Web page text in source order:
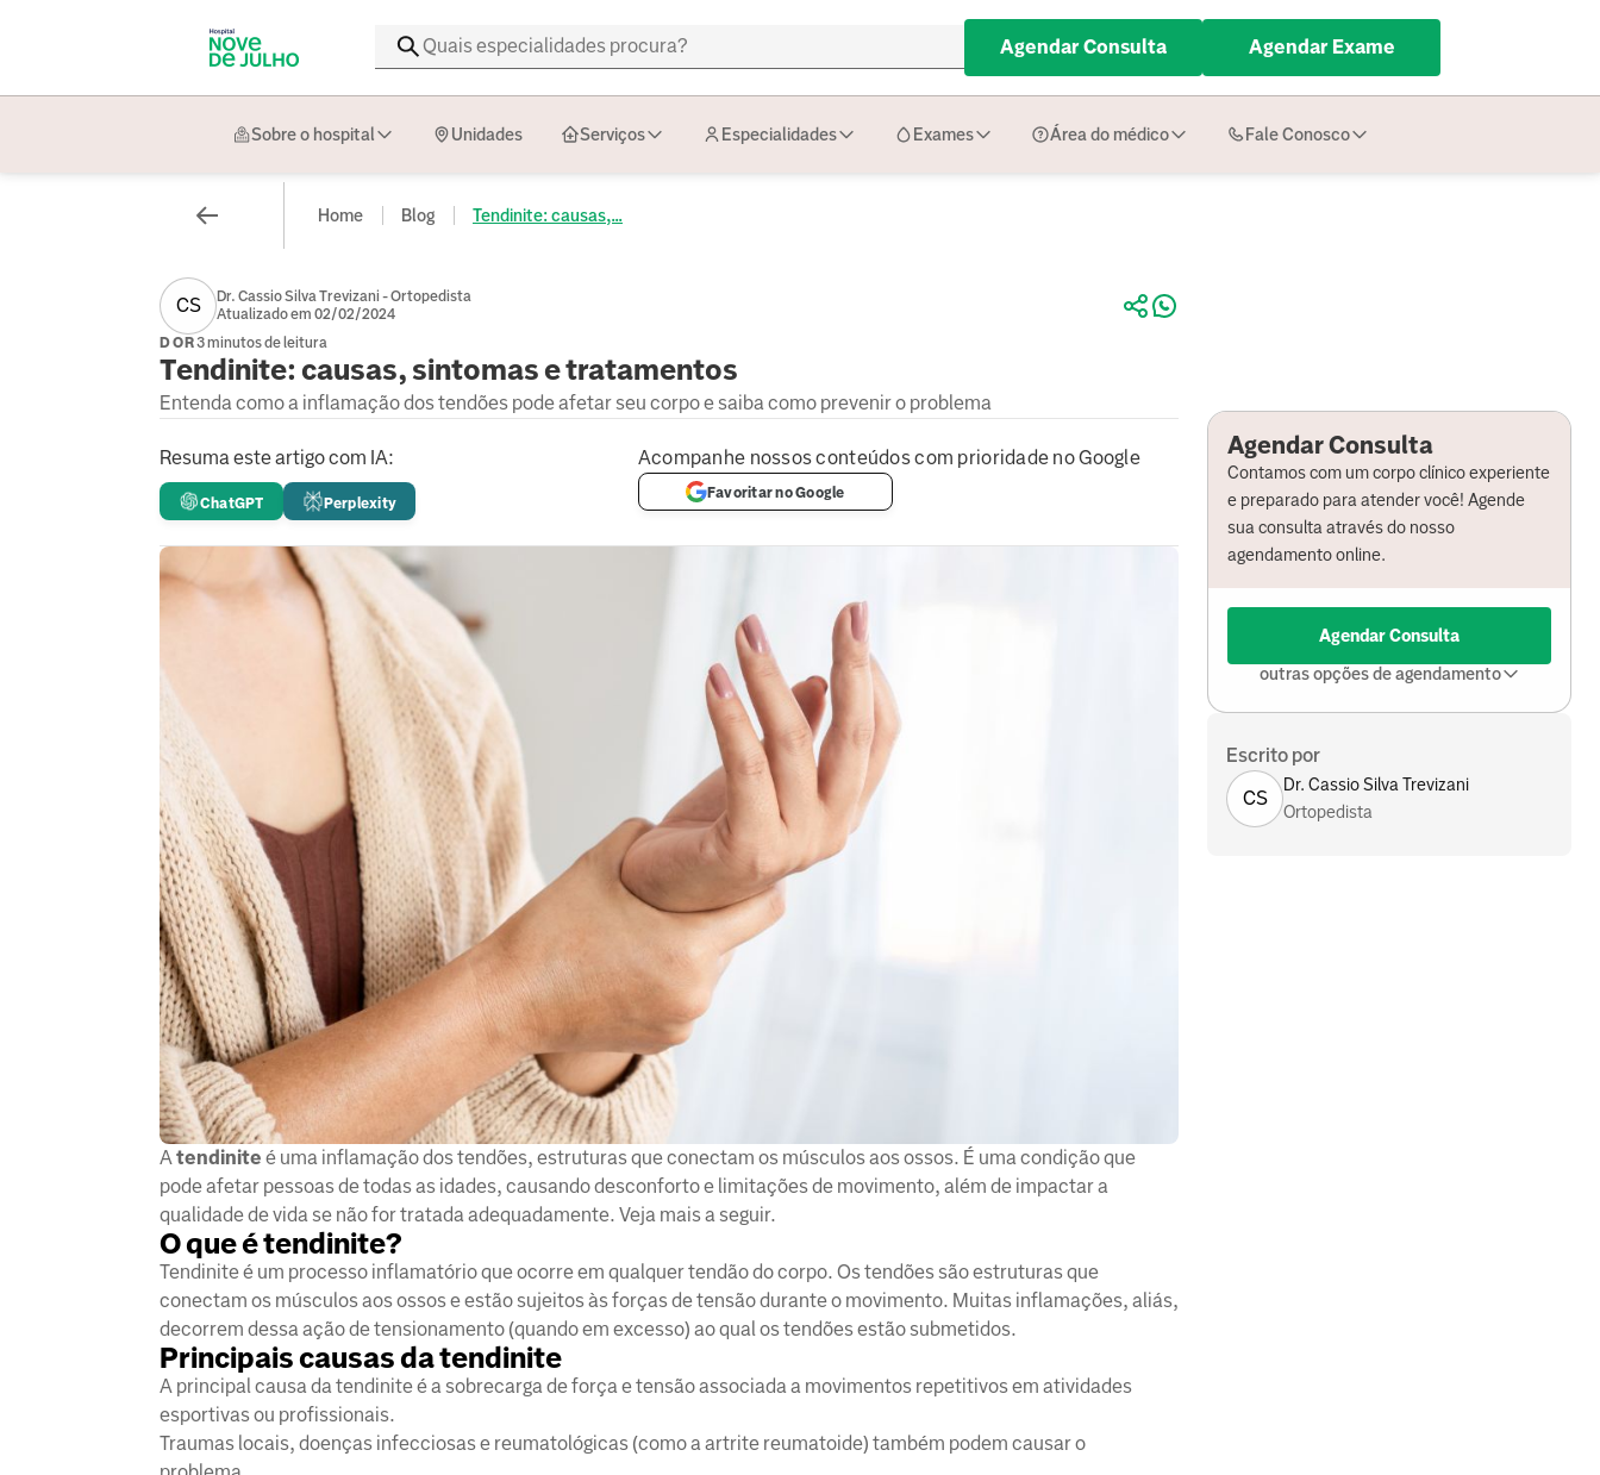
Agendar Consulta Agendar Exame
Sobre o hospital Unidades Serviços Especialidades Exames Área do médico Fale Conosco
Home Blog Tendinite: causas,...
CS
Dr. Cassio Silva Trevizani - Ortopedista
Atualizado em 02/02/2024
DOR3 minutos de leitura
Tendinite: causas, sintomas e tratamentos
Entenda como a inflamação dos tendões pode afetar seu corpo e saiba como prevenir o problema
Resuma este artigo com IA:
ChatGPT Perplexity
Acompanhe nossos conteúdos com prioridade no Google
Favoritar no Google
A tendinite é uma inflamação dos tendões, estruturas que conectam os músculos aos ossos. É uma condição que
pode afetar pessoas de todas as idades, causando desconforto e limitações de movimento, além de impactar a
qualidade de vida se não for tratada adequadamente. Veja mais a seguir.
O que é tendinite?
Tendinite é um processo inflamatório que ocorre em qualquer tendão do corpo. Os tendões são estruturas que
conectam os músculos aos ossos e estão sujeitos às forças de tensão durante o movimento. Muitas inflamações, aliás,
decorrem dessa ação de tensionamento (quando em excesso) ao qual os tendões estão submetidos.
Principais causas da tendinite
A principal causa da tendinite é a sobrecarga de força e tensão associada a movimentos repetitivos em atividades
esportivas ou profissionais.
Traumas locais, doenças infecciosas e reumatológicas (como a artrite reumatoide) também podem causar o
Agendar Consulta
Contamos com um corpo clínico experiente
e preparado para atender você! Agende
sua consulta através do nosso
agendamento online.
Agendar Consulta
outras opções de agendamento
Escrito por
CS
Dr. Cassio Silva Trevizani
Ortopedista